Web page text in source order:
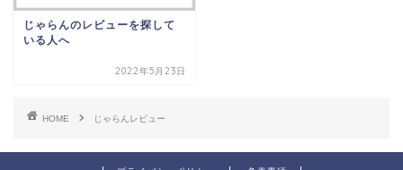
じゃらんのレビューを探して
いる人へ
2022年5月23日
HOME じゃらんレビュー